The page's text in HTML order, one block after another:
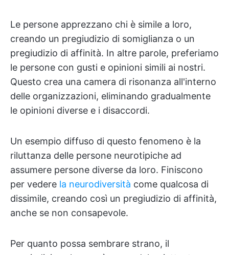
Le persone apprezzano chi è simile a loro,
creando un pregiudizio di somiglianza o un
pregiudizio di affinità. In altre parole, preferiamo
le persone con gusti e opinioni simili ai nostri.
Questo crea una camera di risonanza all'interno
delle organizzazioni, eliminando gradualmente
le opinioni diverse e i disaccordi.
Un esempio diffuso di questo fenomeno è la
riluttanza delle persone neurotipiche ad
assumere persone diverse da loro. Finiscono
per vedere la neurodiversità come qualcosa di
dissimile, creando così un pregiudizio di affinità,
anche se non consapevole.
Per quanto possa sembrare strano, il